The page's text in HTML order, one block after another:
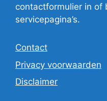
contactformulier in of
servicepagina’s.
Contact
Privacy voorwaarden
Disclaimer